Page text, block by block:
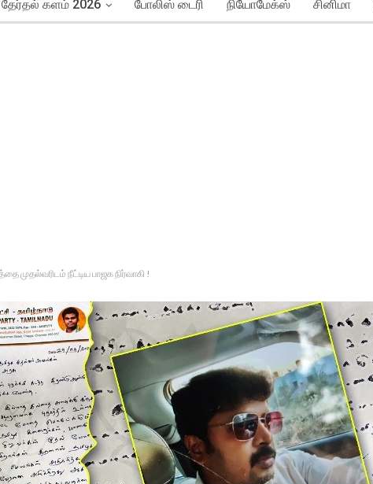
தேர்தல் களம் 2026 போலிஸ் டைரி நியோமேக்ஸ் சினிமா
முதல்வரிடம் நீட்டிய பாஜக நிர்வாகி !